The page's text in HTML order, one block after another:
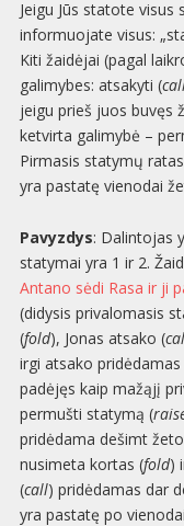
Jeigu Jūs statote
informuojate visus:
Kiti žaidėjai (pagal
galimybes: atsakyti (
jeigu prieš juos buvęs
ketvirta galimybė –
Pirmasis statymų
yra pastatę vienodai
Pavyzdys: Dalintojas
statymai yra 1 ir 2.
Antano sėdi Rasa ir ji
(didysis privalomasis
(fold), Jonas atsako (
irgi atsako
padėjęs kaip mažąjį
permušti statymą (
pridėdama dešimt
nusimeta kortas (fold)
(call) pridėdamas dar
yra pastatę po